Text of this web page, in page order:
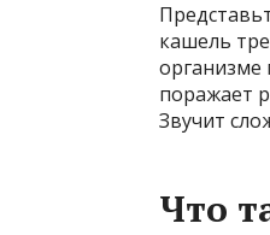
кашель
организме
поражает
Звучит
Что